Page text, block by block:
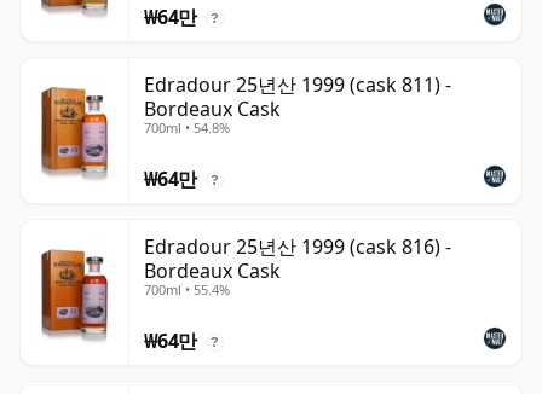
₩64만 ?
Edradour 25년산 1999 (cask 811) -
Bordeaux Cask
700ml • 54.8%
₩64만 ?
Edradour 25년산 1999 (cask 816) -
Bordeaux Cask
700ml • 55.4%
₩64만 ?